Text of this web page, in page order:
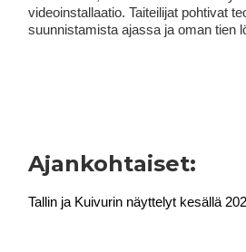
videoinstallaatio. Taiteilijat pohtivat
suunnistamista ajassa ja oman tien
Ajankohtaiset:
Tallin ja Kuivurin näyttelyt kesällä